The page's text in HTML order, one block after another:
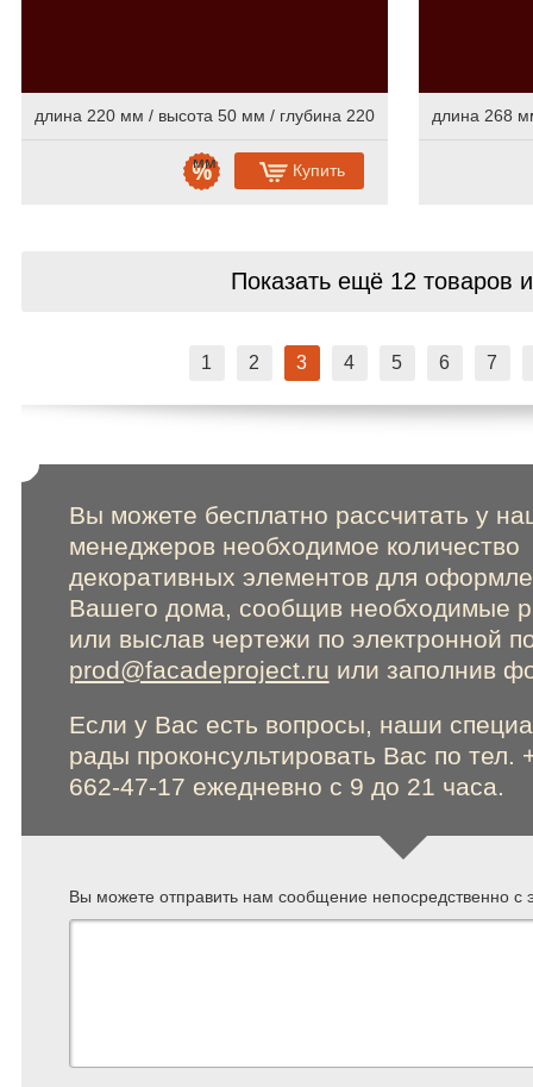
длина 220 мм / высота 50 мм / глубина 220
мм Купить
длина 268
Показать ещё 12 товаров
1 2 3 4 5 6 7
Вы можете бесплатно рассчитать у
менеджеров необходимое количество
декоративных элементов для
Вашего дома, сообщив необходимые
или выслав чертежи по электронной
prod@facadeproject.ru или заполнив
Если у Вас есть вопросы, наши
рады проконсультировать Вас по тел.
662-47-17 ежедневно с 9 до 21 часа.
Вы можете отправить нам сообщение непосредственно с